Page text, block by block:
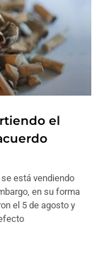
el
está vendiendo
en su forma
el 5 de agosto y